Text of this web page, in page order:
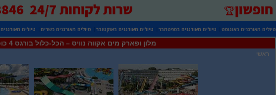
חופשון🏆 שרות לקוחות 24/7 0525738846
טיולים מאורגנים באוגוסט טיולים מאורגנים בספטמבר טיולים מאורגנים באוקטובר טיולים מאורגנים כשרים טיולים
מלון ופארק מים אקווה נוויס – הכל-כלול בורגס 4 כוכבים
ראשי